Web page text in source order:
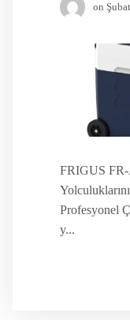
on
FRIGUS FR-
Profesyonel
y...